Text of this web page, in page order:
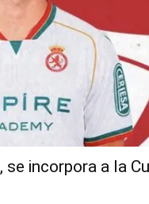
incorpora a la